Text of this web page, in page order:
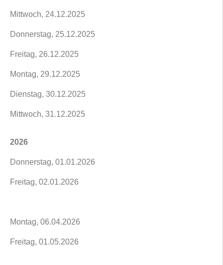
Mittwoch, 24.12.2025
Donnerstag, 25.12.2025
Freitag, 26.12.2025
Montag, 29.12.2025
Dienstag, 30.12.2025
Mittwoch, 31.12.2025
2026
Donnerstag, 01.01.2026
Freitag, 02.01.2026
Montag, 06.04.2026
Freitag, 01.05.2026